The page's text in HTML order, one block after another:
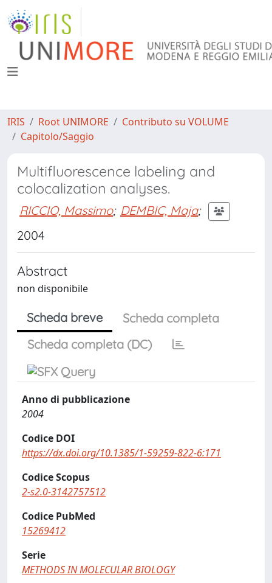
IRIS Root UNIMORE
Contributo su VOLUME
Capitolo/Saggio
Multifluorescence labeling and
colocalization analyses.
RICCIO, Massimo; DEMBIC, Maja;
2004
Abstract
non disponibile
Scheda breve
Scheda completa
Scheda completa (DC)
Anno di pubblicazione
2004
Codice DOI
https://dx.doi.org/10.1385/1-59259-822-6:171
Codice Scopus
2-s2.0-3142757512
Codice PubMed
15269412
Serie
METHODS IN MOLECULAR BIOLOGY